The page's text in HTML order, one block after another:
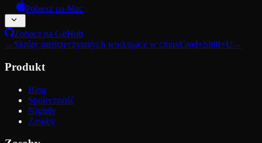
Pobierz na Mac
Zobacz na GitHub
← Skróty nieprzeczytanych workspace w cmuxCmd+Shift+U →
Produkt
Blog
Społeczność
Nightly
Zasoby